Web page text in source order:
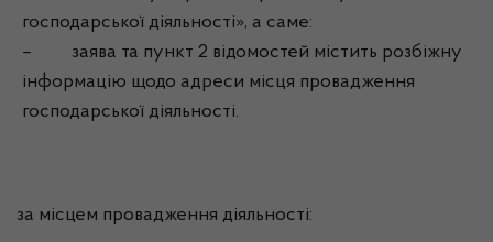
господарської діяльності», а саме:
– заява та пункт 2 відомостей містить розбіжну
інформацію щодо адреси місця провадження
господарської діяльності.
за місцем провадження діяльності: